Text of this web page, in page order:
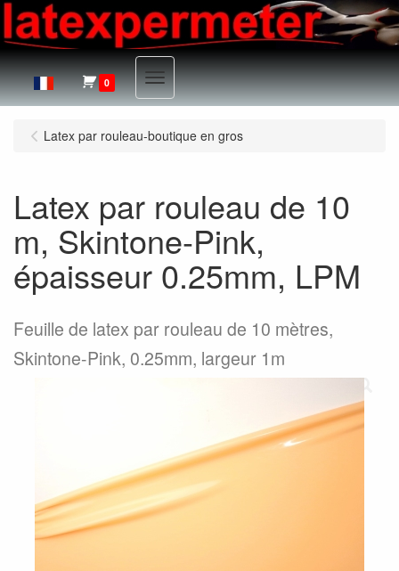
0 Menu
Latex par rouleau-boutique en gros
Latex par rouleau de 10
m, Skintone-Pink,
épaisseur 0.25mm, LPM
Feuille de latex par rouleau de 10 mètres,
Skintone-Pink, 0.25mm, largeur 1m